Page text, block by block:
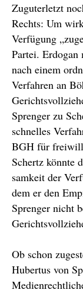
Zuguterletzt
Rechts: Um
Verfügung
Partei. Erdogan
nach einem
Verfahren an
Sprenger zu
schnelles
BGH für
Schertz könnte
samkeit der
dem er den
Sprenger nicht
Ob schon
Hubertus von